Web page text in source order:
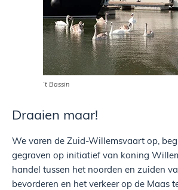
’t Bassin
Draaien maar!
We varen de Zuid-Willemsvaart op,
gegraven op initiatief van koning
handel tussen het noorden en zuiden
bevorderen en het verkeer op de Maas